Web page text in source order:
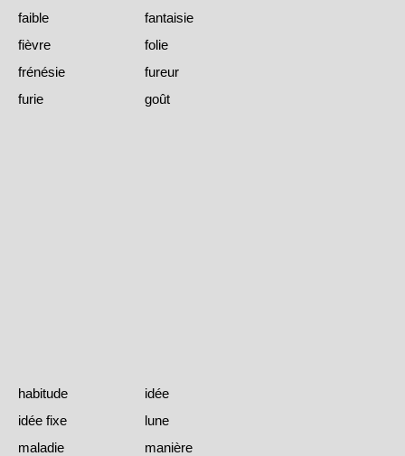
faible
fantaisie
fièvre
folie
frénésie
fureur
furie
goût
habitude
idée
idée fixe
lune
maladie
manière